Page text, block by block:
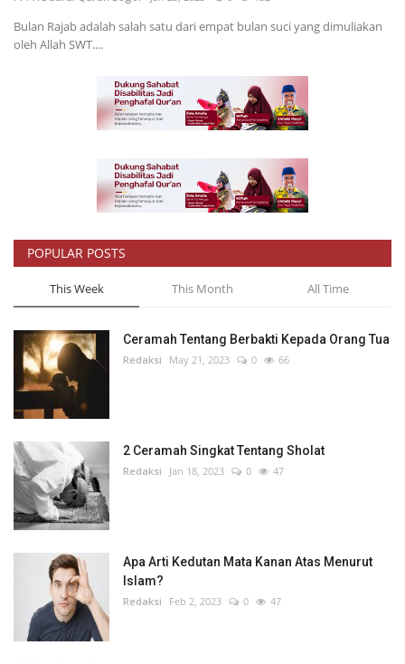
Inspirasi
Bulan Rajab adalah salah satu dari empat bulan suci yang dimuliakan
oleh Allah SWT....
POPULAR POSTS
This Week This Month All Time
Ceramah Tentang Berbakti Kepada Orang Tua
Redaksi May 21, 2023 0 66
2 Ceramah Singkat Tentang Sholat
Redaksi Jan 18, 2023 0 47
Apa Arti Kedutan Mata Kanan Atas Menurut
Islam?
Redaksi Feb 2, 2023 0 47